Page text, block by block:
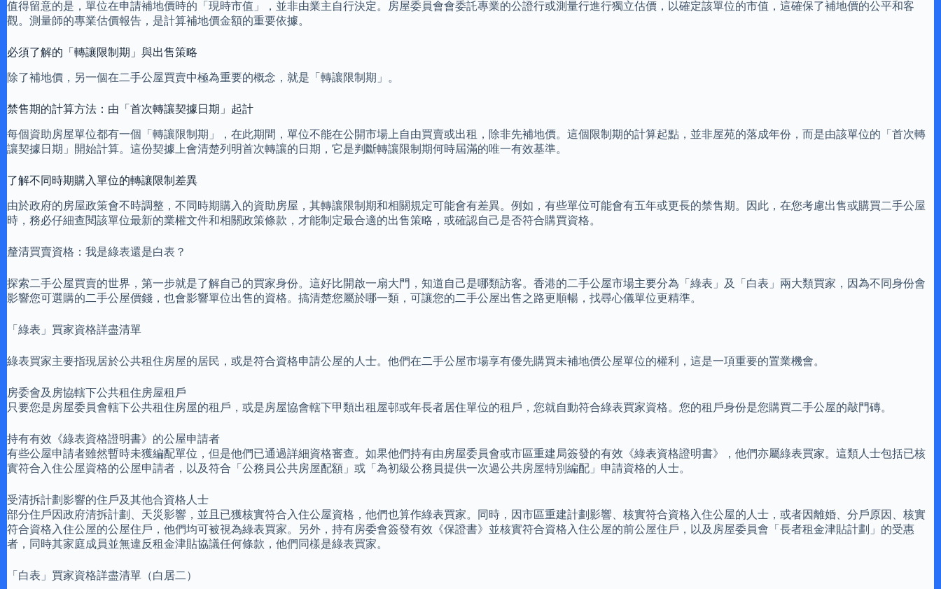
值得留意的是，單位在申請補地價時的「現時市值」，並非由業主自行決定。房屋委員會會委託專業的公證行或測量行進行獨立估價，以確定該單位的市值，這確保了補地價的公平和客
觀。測量師的專業估價報告，是計算補地價金額的重要依據。
必須了解的「轉讓限制期」與出售策略
除了補地價，另一個在二手公屋買賣中極為重要的概念，就是「轉讓限制期」。
禁售期的計算方法：由「首次轉讓契據日期」起計
每個資助房屋單位都有一個「轉讓限制期」，在此期間，單位不能在公開市場上自由買賣或出租，除非先補地價。這個限制期的計算起點，並非屋苑的落成年份，而是由該單位的「首次轉
讓契據日期」開始計算。這份契據上會清楚列明首次轉讓的日期，它是判斷轉讓限制期何時屆滿的唯一有效基準。
了解不同時期購入單位的轉讓限制差異
由於政府的房屋政策會不時調整，不同時期購入的資助房屋，其轉讓限制期和相關規定可能會有差異。例如，有些單位可能會有五年或更長的禁售期。因此，在您考慮出售或購買二手公屋
時，務必仔細查閱該單位最新的業權文件和相關政策條款，才能制定最合適的出售策略，或確認自己是否符合購買資格。
釐清買賣資格：我是綠表還是白表？
探索二手公屋買賣的世界，第一步就是了解自己的買家身份。這好比開啟一扇大門，知道自己是哪類訪客。香港的二手公屋市場主要分為「綠表」及「白表」兩大類買家，因為不同身份會
影響您可選購的二手公屋價錢，也會影響單位出售的資格。搞清楚您屬於哪一類，可讓您的二手公屋出售之路更順暢，找尋心儀單位更精準。
「綠表」買家資格詳盡清單
綠表買家主要指現居於公共租住房屋的居民，或是符合資格申請公屋的人士。他們在二手公屋市場享有優先購買未補地價公屋單位的權利，這是一項重要的置業機會。
房委會及房協轄下公共租住房屋租戶
只要您是房屋委員會轄下公共租住房屋的租戶，或是房屋協會轄下甲類出租屋邨或年長者居住單位的租戶，您就自動符合綠表買家資格。您的租戶身份是您購買二手公屋的敲門磚。
持有有效《綠表資格證明書》的公屋申請者
有些公屋申請者雖然暫時未獲編配單位，但是他們已通過詳細資格審查。如果他們持有由房屋委員會或市區重建局簽發的有效《綠表資格證明書》，他們亦屬綠表買家。這類人士包括已核
實符合入住公屋資格的公屋申請者，以及符合「公務員公共房屋配額」或「為初級公務員提供一次過公共房屋特別編配」申請資格的人士。
受清拆計劃影響的住戶及其他合資格人士
部分住戶因政府清拆計劃、天災影響，並且已獲核實符合入住公屋資格，他們也算作綠表買家。同時，因市區重建計劃影響、核實符合資格入住公屋的人士，或者因離婚、分戶原因、核實
符合資格入住公屋的公屋住戶，他們均可被視為綠表買家。另外，持有房委會簽發有效《保證書》並核實符合資格入住公屋的前公屋住戶，以及房屋委員會「長者租金津貼計劃」的受惠
者，同時其家庭成員並無違反租金津貼協議任何條款，他們同樣是綠表買家。
「白表」買家資格詳盡清單（白居二）